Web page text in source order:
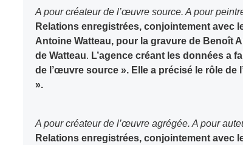
A pour créateur de l’œuvre source. A pour
Relations enregistrées, conjointement avec
Antoine Watteau, pour la gravure de Benoît
de Watteau. L’agence créant les données a
de l’œuvre source ». Elle a précisé le rôle de
».
A pour créateur de l’œuvre agrégée. A pour
Relations enregistrées, conjointement avec